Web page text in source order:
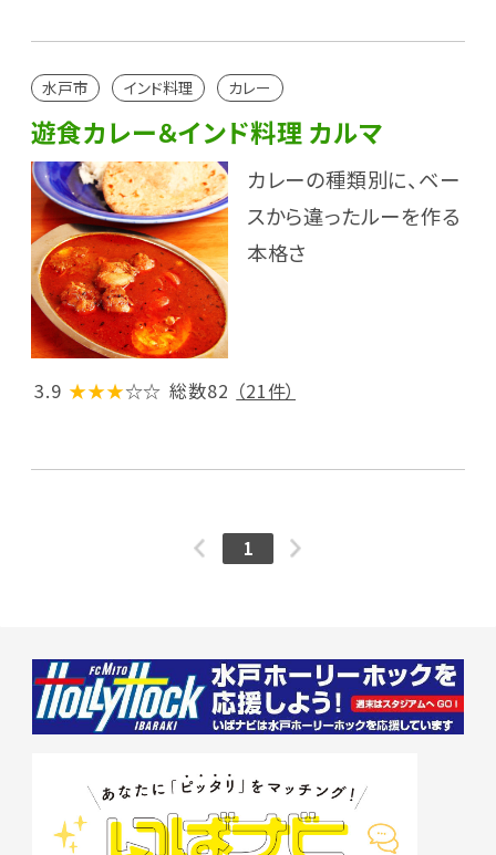
水戸市 インド料理 カレー
遊食カレー＆インド料理 カルマ
カレーの種類別に、ベー
スから違ったルーを作る
本格さ
3.9 ★★★☆☆ 総数82 （21件）
1